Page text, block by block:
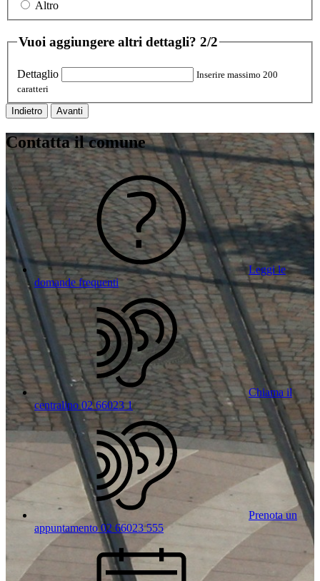
Altro
Vuoi aggiungere altri dettagli? 2/2
Dettaglio
Inserire massimo 200
caratteri
Indietro Avanti
Contatta il comune
Leggi le
domande frequenti
Chiama il
centralino 02 66023 1
Prenota un
appuntamento 02 66023 555